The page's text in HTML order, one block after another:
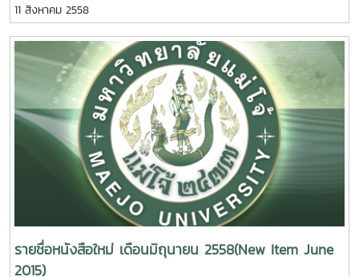
ต่อการสกัดสารต้านอนุมูลอิสระในชาสมุนไพร กาญจนา นาค
ประสม รายงานผลการวิจัยมหาวิทยาลัยแม่โจ้ 36 หน้า. เลขเรียก
หนังสือ 2558 / 42 The Optimization of Drying Condition
on Antioxidants Extraction of herbal Tea from nelumbo
nucifera Gaertn Kanjana Narkprasom Maejo
University. 2015. 11. การหาสภาวะที่เหมาะสมในการสกัดสาร
ฟีโนลิกจากเมล็ดมะเกื๋ยงโดยวิธีไมโครเวฟร่วม และฤทธิ์ต้านอนุมูล
อิสระ นักรบ นาคประสม รายงานผลการวิจัยมหาวิทยาลัยแม่โจ้
38 หน้า. เลขเรียกหนังสือ 2558 / 43 Optimization of
microwave Assisted Extraction for Crude Total Phenolic
from Cleistocalyx nervosum Seeds and its antioxidant
activity. Nukrob Narkprasom Maejo University. 2015.
ดาวน์โหลดรายงานฉบับสมบูรณ์Download Full Text ดาวน์โหลด
รายการหนังสือใหม่ Download New Item วารสาร, ข่าวสาร
ภาพยนตร์ดีเด่น : การพัฒนาคอลเลคชั่น งานเทคนิคห้องสมุดและ
การออกแบบโปรแกรมสืบค้นสารสนเทศภาพยนต์ สุธรรม อุมา
แสงทองกุล รายงานผลการวิจัยมหาวิทยาลัยแม่โจ้ 125
หน้าเลขเรียกหนังสือ 2558 / 35 Best Motion Picture
Database : Collection Development, Library Technical
Work and Searching Design. Sutham Umasangtongkul
Maejo University. 2015.7. ระบบการอนุบาลปลาหนังลูกผสมใน
กระชังเชิงพาณิชย์ เกรียงศักดิ์ เม่งอำพัน รายงานผลการวิจัย
มหาวิทยาลัยแม่โจ้ 51หน้า. เลขเรียกหนังสือ 2558 / ช40. 11
The Nursing
System of Hybrid Catfish in Cage for Commercial.
Kriangsak Mengumphan Maejo University. 2015.8. การ
ประยุกต์ใช้พืชท้องถิ่นพัฒนาสูตรอาหารเพื่อลดต้นทุนและเพิ่ม
ประสิทธิภาพการเลี้ยงปลาหมอเชิงพาณิชย์ รายงานผลการวิจัย
ภาวะแห้งแล้งและภาวะอุทกภัย จังหวัดลำพูน อรทัย มิ่งธิ
พล รายงานผลการวิจัยมหาวิทยาลัยแม่โจ้ 204 หน้า. เลข
เรียกหนังสือ 2558 / 25
Tha Integrated Watershed Management Model for
Drought and Flood Mitigation, Lumphun
Province.Orathai Mingtipon Maejo University. 2015.
5. การควบคุมทางชีวภาพของ
แบคทีเรียบริเวณรากพืชในการยับยั้งโรคขอบใบแห้งในข้าวสาย
พันธ์เศรษฐกิจของไทย : การทดสอบสภาพเรือนทดลอง มธุรส
ชัยหาญ รายงานผลการวิจัยมหาวิทยาลัยแม่โจ้ 100 หน้า. เลข
เรียกหนังสือ 2558 / 26 Biological Control of Bacterial
Leaf Blight Disease in Thai Economic Rice :
หนังสือ 2558 / ช40. 10 Value added of hybrid catfish
strain with Cladophora spp. Supplemented pellet feed.
Doungporn Amornlerdpison. Maejo University. 2015.
2. ผลของการใช้ prebiotic probiotic และ
synbiotic ในการอนุบาลและเลี้ยงปลานิลแดง [Oreochromis
mossambicus x O.niloticus ] เพื่อเข้าสู่ระบบการผลิตที่เป็น
มิตรต่อสิ่งแวดล้อม. เทพรัตน์ อึ้งเศรษฐพันธ์. รายงานผลการวิจัย
มหาวิทยาลัยแม่โจ้ 31 หน้า. เลขเรียกหนังสือ 2558 / ช43.
10 Effect of Prebiotic
Probiotic and Synbiotic on Hybrid Red Tilapia
[Oreochromis mossambicus x O.niloticus] for Eco-
Friendly Culture System. Thepparath Ungsethaphand.
Maejo University. 2015. 3. การศึกษาประสิทธิภาพการย่อย
วัตถุดิบพื้นบ้านเพื่อการพัฒนาสูตรอาหารเลี้ยงปลานิลแบบลด
11 สิงหาคม 2558
รายชื่อหนังสือใหม่ เดือนมิถุนายน 2558(New Item June
2015)